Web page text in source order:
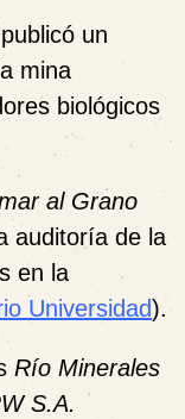
un
mina
biológicos
al Grano
auditoría de la
en la
Universidad).
Río Minerales
S.A.